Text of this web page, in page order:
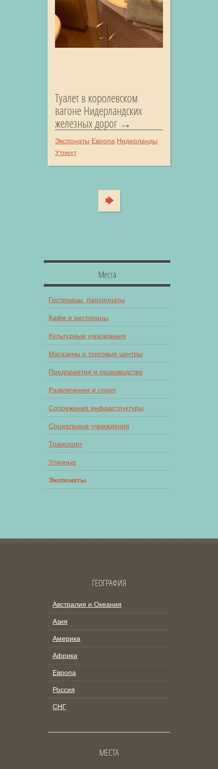
Туалет в королевском
вагоне Нидерландских
железных дорог
Экспонаты Европа Нидерланды
Утрехт
Места
Гостиницы, пансионаты
Кафе и рестораны
Культурные учреждения
Магазины и торговые центры
Предприятия и производство
Развлечения и спорт
Сооружения инфраструктуры
Социальные учреждения
Транспорт
Уличные
Экспонаты
ГЕОГРАФИЯ
Австралия и Океания
Азия
Америка
Африка
Европа
Россия
СНГ
МЕСТА